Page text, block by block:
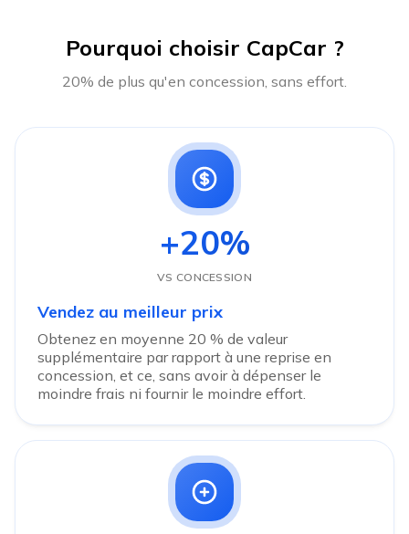
Pourquoi choisir CapCar ?
20% de plus qu'en concession, sans effort.
+20%
VS CONCESSION
Vendez au meilleur prix
Obtenez en moyenne 20 % de valeur
supplémentaire par rapport à une reprise en
concession, et ce, sans avoir à dépenser le
moindre frais ni fournir le moindre effort.